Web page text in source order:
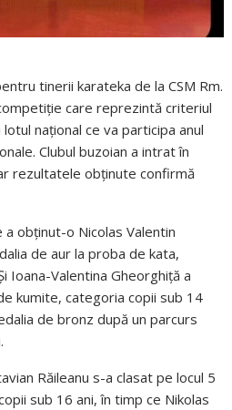
tinerii karateka de la CSM Rm.
care reprezintă criteriul
național ce va participa anul
Clubul buzoian a intrat în
rezultatele obținute confirmă
obținut-o Nicolas Valentin
de aur la proba de kata,
Ioana-Valentina Gheorghiță a
kumite, categoria copii sub 14
de bronz după un parcurs
Răileanu s-a clasat pe locul 5
sub 16 ani, în timp ce Nikolas